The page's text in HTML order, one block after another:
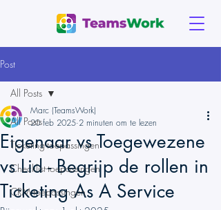
Post
All Posts
Ticketing-toepassingen
Checklist-toepassingen
CRM-toepassingen
All Posts
Eigenaar vs Toegewezene
vs Lid - Begrijp de rollen in
Ticketing As A Service
Marc (TeamsWork)
20 feb 2025 2 minuten om te lezen